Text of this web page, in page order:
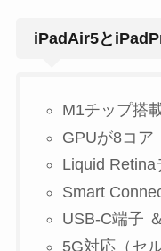
iPadAir5と
M1チップ搭
GPUが8コア
Liquid Retina
Smart
USB-C端子
5G対応（セ